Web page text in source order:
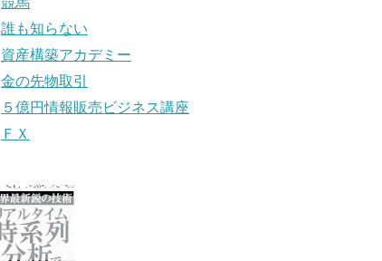
誰も知らない
資産構築アカデミー
金の先物取引
５億円情報販売ビジネス講座
ＦＸ